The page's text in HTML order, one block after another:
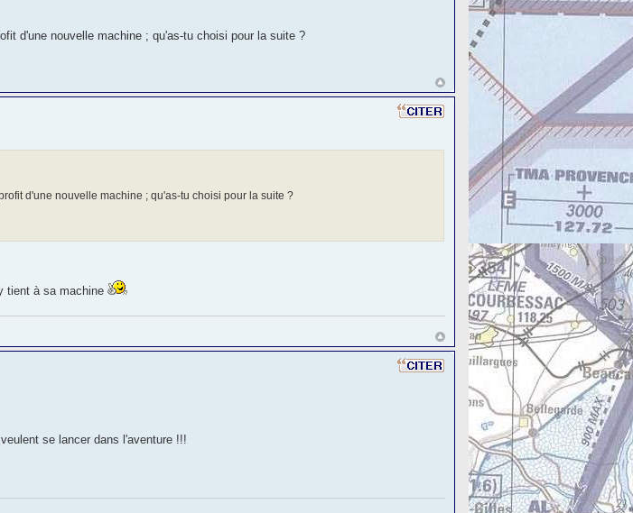
d'une nouvelle machine ; qu'as-tu choisi pour la suite ?
d'une nouvelle machine ; qu'as-tu choisi pour la suite ?
tient à sa machine
se lancer dans l'aventure !!!